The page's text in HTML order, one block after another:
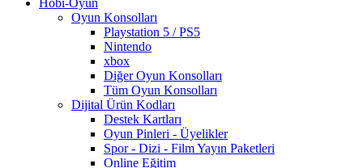
Hobi-Oyun
Oyun Konsolları
Playstation 5 / PS5
Nintendo
xbox
Diğer Oyun Konsolları
Tüm Oyun Konsolları
Dijital Ürün Kodları
Destek Kartları
Oyun Pinleri - Üyelikler
Spor - Dizi - Film Yayın Paketleri
Online Eğitim